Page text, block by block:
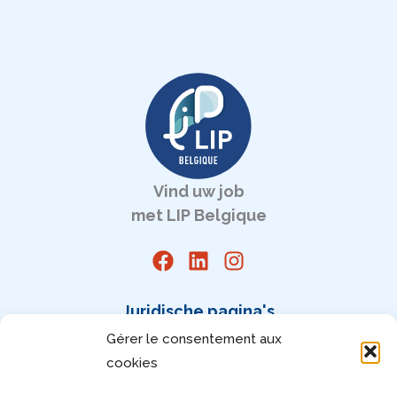
Gérer le consentement aux
cookies
Vind uw job
met LIP Belgique
Juridische pagina's
Juridische vermeldingen
Algemene Gebruiksvoorwaarden (AGV)